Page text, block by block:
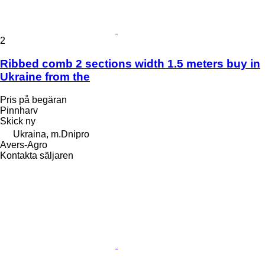
2
Ribbed comb 2 sections width 1.5 meters buy in
Ukraine from the
Pris på begäran
Pinnharv
Skick ny
Ukraina, m.Dnipro
Avers-Agro
Kontakta säljaren